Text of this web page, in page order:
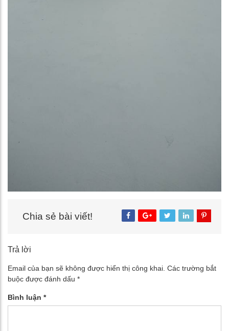
Chia sẻ bài viết!
Trả lời
Email của bạn sẽ không được hiển thị công khai. Các trường bắt
buộc được đánh dấu *
Bình luận *